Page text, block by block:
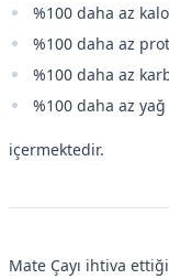
%100 daha az
%100 daha az
%100 daha az
%100 daha az yağ
içermektedir.
Mate Çayı ihtiva